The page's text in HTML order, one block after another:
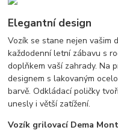
Elegantní design
Vozík se stane nejen vašim
každodenní letní zábavu s
doplňkem vaší zahrady. Na
designem s lakovaným
barvě. Odkládací poličky
unesly i větší zatížení.
Vozík grilovací Dema